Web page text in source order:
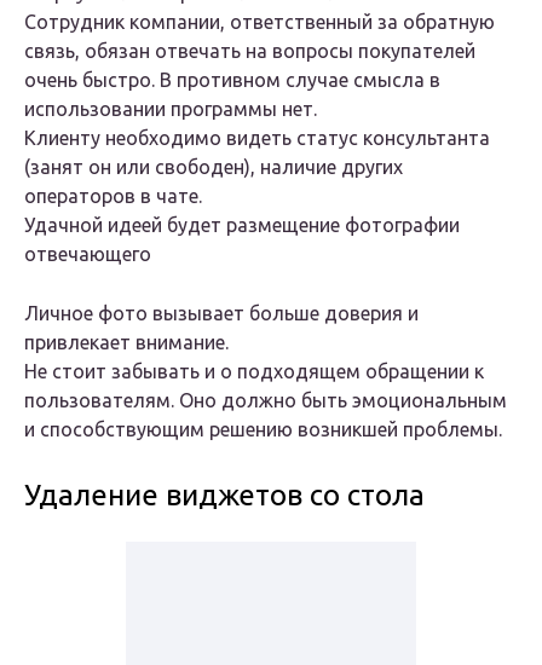
Сотрудник компании, ответственный за обратную
связь, обязан отвечать на вопросы покупателей
очень быстро. В противном случае смысла в
использовании программы нет.
Клиенту необходимо видеть статус консультанта
(занят он или свободен), наличие других
операторов в чате.
Удачной идеей будет размещение фотографии
отвечающего
Личное фото вызывает больше доверия и
привлекает внимание.
Не стоит забывать и о подходящем обращении к
пользователям. Оно должно быть эмоциональным
и способствующим решению возникшей проблемы.
Удаление виджетов со стола